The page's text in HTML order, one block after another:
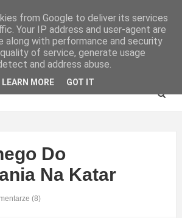
Do
Na Katar
(8)
from Google to deliver its services
Your IP address and user-agent are
along with performance and security
of service, generate usage
and address abuse.
LEARN MORE GOT IT